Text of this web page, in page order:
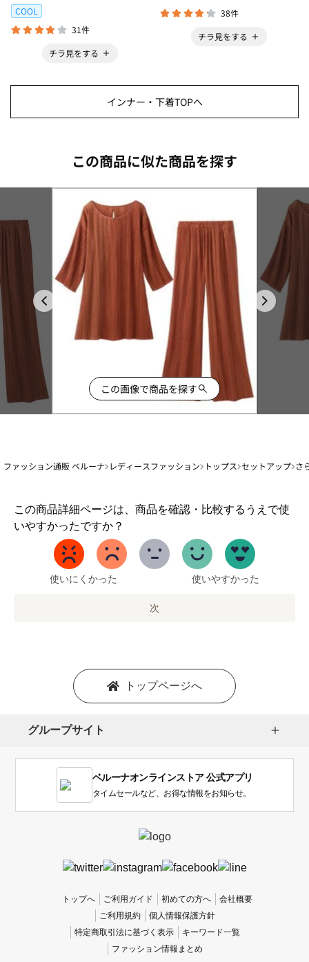
COOL
31件
チラ見をする
38件
チラ見をする
インナー・下着TOPへ
この商品に似た商品を探す
この画像で商品を探す
ファッション通販 ベルーナ レディースファッション トップス セットアップ さ
この商品詳細ページは、商品を確認・比較するうえで使
いやすかったですか？
1
か
い
使いにくかった 使いやすかった
次
トップページへ
グループサイト
ベルーナオンラインストア 公式アプリ
タイムセールなど、お得な情報をお知らせ。
トップへ ご利用ガイド 初めての方へ
会社概要
ご利用規約
個人情報保護方針
特定商取引法に基づく表示
キーワード一覧
ファッション情報まとめ